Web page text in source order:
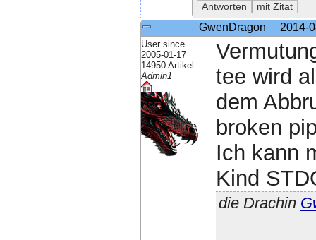
GwenDragon 2014-
User since
2005-01-17
14950 Artikel
Admin1
tee wird
dem
broken
Ich kann
Kind
die Drachin